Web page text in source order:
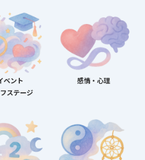
ベント
ステージ
感情・心理